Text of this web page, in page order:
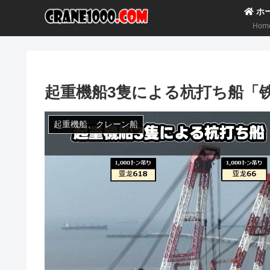
ホ
起重機船3隻による杭打ち船「
起重機船、クレーン船